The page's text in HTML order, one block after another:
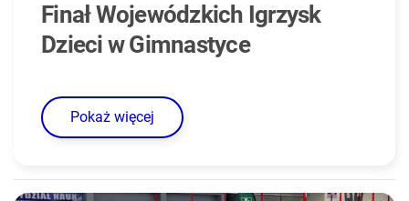
Finał Wojewódzkich Igrzysk
Dzieci w Gimnastyce
Pokaż więcej